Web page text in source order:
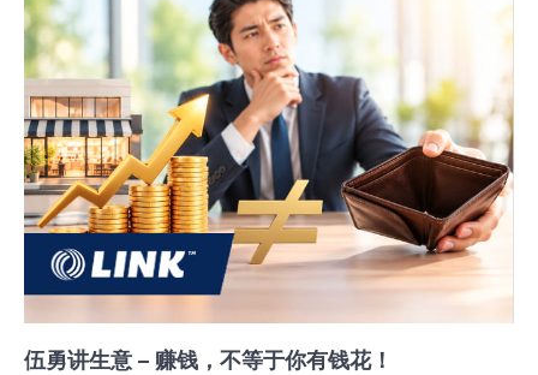
伍勇讲生意 – 赚钱，不等于你有钱花！